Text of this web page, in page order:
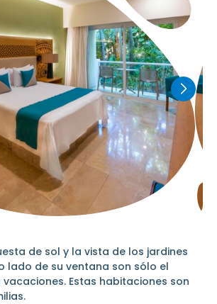
de sol y la vista de los jardines
lado de su ventana son sólo el
vacaciones. Estas habitaciones son